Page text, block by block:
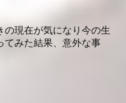
の現在が気になり今の生
てみた結果、意外な事